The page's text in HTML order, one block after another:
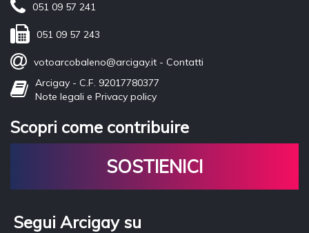
051 09 57 241
051 09 57 243
votoarcobaleno@arcigay.it - Contatti
Arcigay - C.F. 92017780377
Note legali e Privacy policy
Scopri come contribuire
SOSTIENICI
Segui Arcigay su